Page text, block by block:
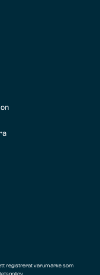
registrerat varumärke som